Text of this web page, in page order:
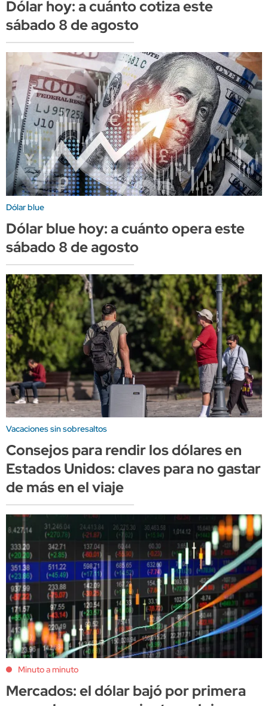
Dólar hoy: a cuánto cotiza este
sábado 8 de agosto
Dólar blue
Dólar blue hoy: a cuánto opera este
sábado 8 de agosto
Vacaciones sin sobresaltos
Consejos para rendir los dólares en
Estados Unidos: claves para no gastar
de más en el viaje
Minuto a minuto
Mercados: el dólar bajó por primera